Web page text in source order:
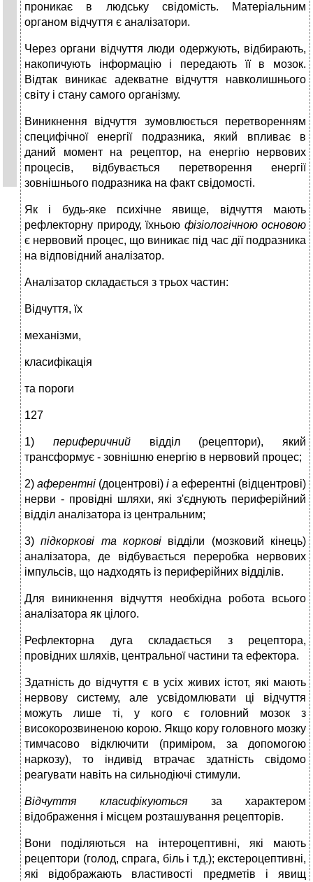
проникає в людську свідомість. Матеріальним
органом відчуття є аналізатори.
Через органи відчуття люди одержують, відбирають,
накопичують інформацію і передають її в мозок.
Відтак виникає адекватне відчуття навколишнього
світу і стану самого організму.
Виникнення відчуття зумовлюється перетворенням
специфічної енергії подразника, який впливає в
даний момент на рецептор, на енергію нервових
процесів, відбувається перетворення енергії
зовнішнього подразника на факт свідомості.
Як і будь-яке психічне явище, відчуття мають
рефлекторну природу, їхньою фізіологічною основою
є нервовий процес, що виникає під час дії подразника
на відповідний аналізатор.
Аналізатор складається з трьох частин:
Відчуття, їх
механізми,
класифікація
та пороги
127
1) периферичний відділ (рецептори), який
трансформує - зовнішню енергію в нервовий процес;
2) аферентні (доцентрові) і а еферентні (відцентрові)
нерви - провідні шляхи, які з'єднують периферійний
відділ аналізатора із центральним;
3)підкоркові та коркові відділи (мозковий кінець)
аналізатора, де відбувається переробка нервових
імпульсів, що надходять із периферійних відділів.
Для виникнення відчуття необхідна робота всього
аналізатора як цілого.
Рефлекторна дуга складається з рецептора,
провідних шляхів, центральної частини та ефектора.
Здатність до відчуття є в усіх живих істот, які мають
нервову систему, але усвідомлювати ці відчуття
можуть лише ті, у кого є головний мозок з
високорозвиненою корою. Якщо кору головного мозку
тимчасово відключити (приміром, за допомогою
наркозу), то індивід втрачає здатність свідомо
реагувати навіть на сильнодіючі стимули.
Відчуття класифікуються за характером
відображення і місцем розташування рецепторів.
Вони поділяються на інтероцептивні, які мають
рецептори (голод, спрага, біль і т.д.); екстероцептивні,
які відображають властивості предметів і явищ